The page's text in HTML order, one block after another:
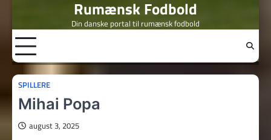
content
Rumænsk Fodbold
Din danske portal til rumænsk fodbold
SPILLERE
Mihai Popa
august 3, 2025